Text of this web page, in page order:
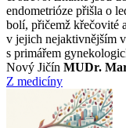
endometrióze přišla o
bolí, přičemž křečovité
v jejich nejaktivnějším
s primářem
Nový Jičín MUDr.
Z medicíny